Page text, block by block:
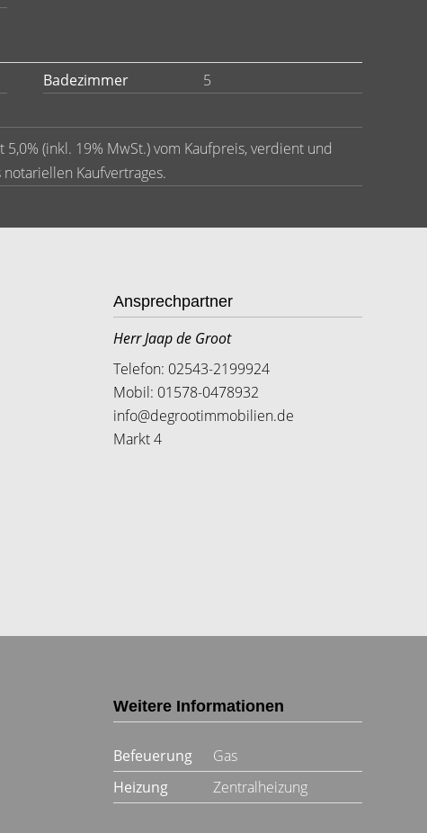
Badezimmer
5
(inkl. 19% MwSt.) vom Kaufpreis, verdient und
Kaufvertrages.
Ansprechpartner
Herr Jaap de Groot
Telefon: 02543-2199924
Mobil: 01578-0478932
info@degrootimmobilien.de
Markt 4
Weitere Informationen
Befeuerung
Gas
Heizung
Zentralheizung